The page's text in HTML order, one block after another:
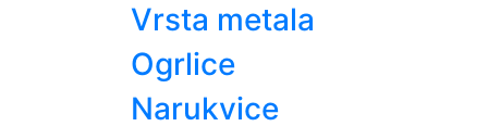
Vrsta metala
Ogrlice
Narukvice